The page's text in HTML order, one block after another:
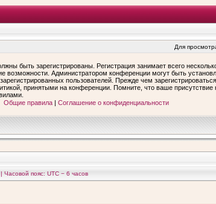
Для
быть зарегистрированы. Регистрация занимает всего
возможности. Администратором конференции могут быть
пользователей. Прежде чем
принятыми на конференции. Помните, что ваше
Общие правила| Соглашение о конфиденциальности
пояс: UTC − 6 часов